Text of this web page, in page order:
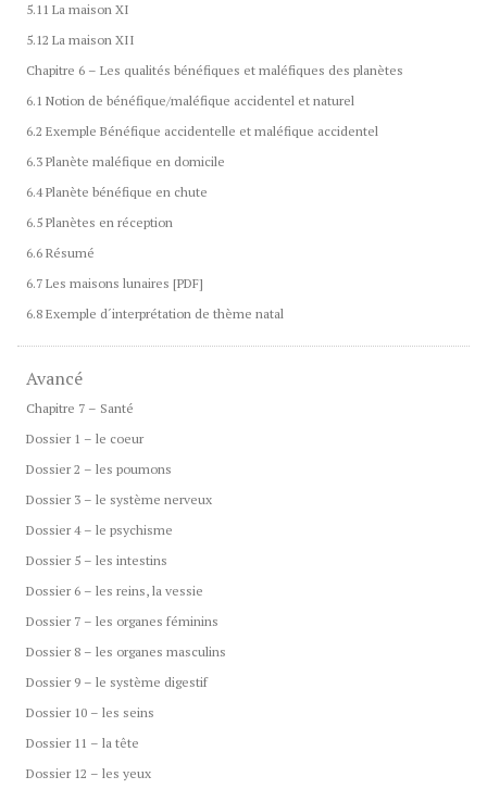
5.11 La maison XI
5.12 La maison XII
Chapitre 6 – Les qualités bénéfiques et maléfiques des planètes
6.1 Notion de bénéfique/maléfique accidentel et naturel
6.2 Exemple Bénéfique accidentelle et maléfique accidentel
6.3 Planète maléfique en domicile
6.4 Planète bénéfique en chute
6.5 Planètes en réception
6.6 Résumé
6.7 Les maisons lunaires [PDF]
6.8 Exemple d´interprétation de thème natal
Avancé
Chapitre 7 – Santé
Dossier 1 – le coeur
Dossier 2 – les poumons
Dossier 3 – le système nerveux
Dossier 4 – le psychisme
Dossier 5 – les intestins
Dossier 6 – les reins, la vessie
Dossier 7 – les organes féminins
Dossier 8 – les organes masculins
Dossier 9 – le système digestif
Dossier 10 – les seins
Dossier 11 – la tête
Dossier 12 – les yeux